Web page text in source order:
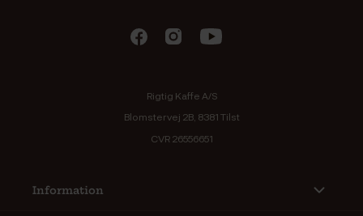
Rigtig Kaffe A/S
Blomstervej 2B, 8381 Tilst
CVR 26556651
Information